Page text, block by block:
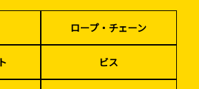
カタログダウンロード
・
安）
災害、台風対策
ロープ・チェーン
ビス